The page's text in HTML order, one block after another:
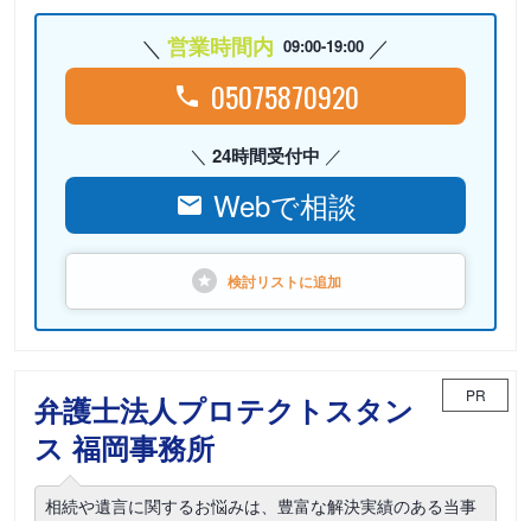
営業時間内 09:00-19:00
05075870920
24時間受付中
Webで相談
検討リストに追加
弁護士法人プロテクトスタン
ス 福岡事務所
PR
相続や遺言に関するお悩みは、豊富な解決実績のある当事